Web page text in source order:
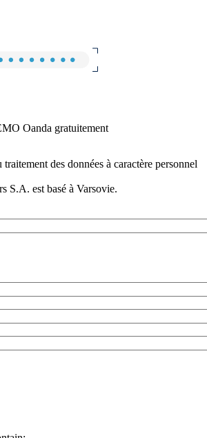
Oanda gratuitement
des données à caractère personnel
est basé à Varsovie.